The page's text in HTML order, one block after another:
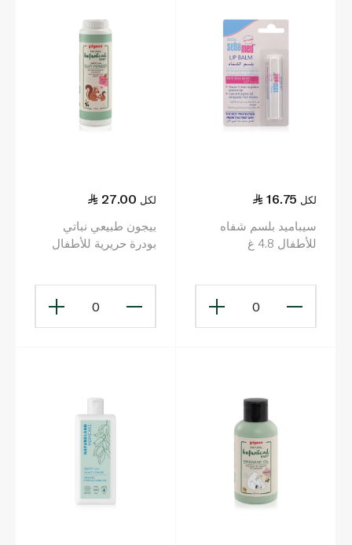
16.75 لكل
سيباميد بلسم شفاه
للأطفال 4.8 غ
0
27.00 لكل
بيجون طبيعي نباتي
بودرة حريرية للأطفال
0